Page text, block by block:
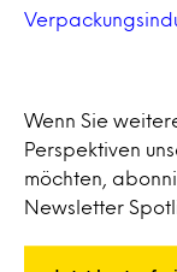
Wenn Sie
Perspektiven
möchten,
Newsletter